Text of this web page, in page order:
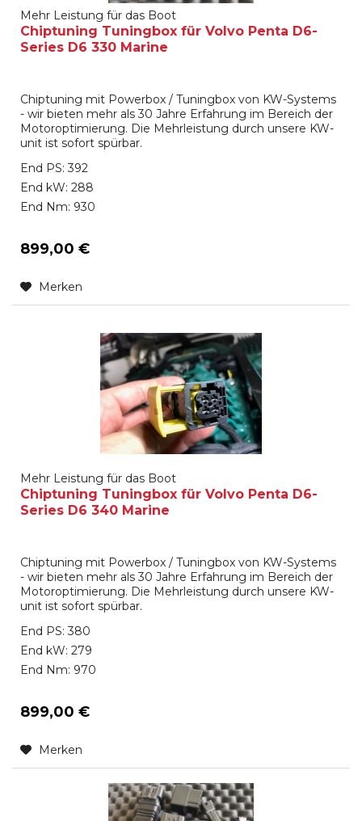
Mehr Leistung für das Boot
Chiptuning Tuningbox für Volvo Penta D6-
Series D6 330 Marine
Chiptuning mit Powerbox / Tuningbox von KW-Systems
- wir bieten mehr als 30 Jahre Erfahrung im Bereich der
Motoroptimierung. Die Mehrleistung durch unsere KW-
unit ist sofort spürbar.
End PS: 392
End kW: 288
End Nm: 930
899,00 €
Merken
Mehr Leistung für das Boot
Chiptuning Tuningbox für Volvo Penta D6-
Series D6 340 Marine
Chiptuning mit Powerbox / Tuningbox von KW-Systems
- wir bieten mehr als 30 Jahre Erfahrung im Bereich der
Motoroptimierung. Die Mehrleistung durch unsere KW-
unit ist sofort spürbar.
End PS: 380
End kW: 279
End Nm: 970
899,00 €
Merken